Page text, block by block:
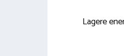
Lagere